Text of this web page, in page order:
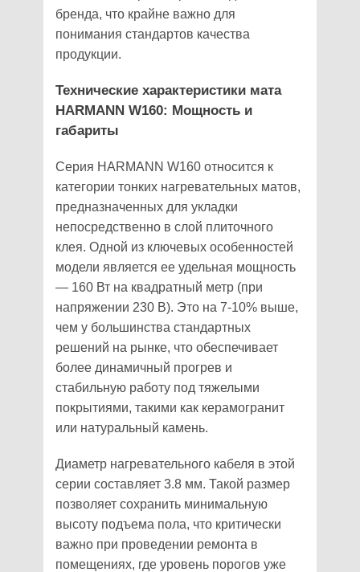
бренда, что крайне важно для
понимания стандартов качества
продукции.
Технические характеристики мата
HARMANN W160: Мощность и
габариты
Серия HARMANN W160 относится к
категории тонких нагревательных матов,
предназначенных для укладки
непосредственно в слой плиточного
клея. Одной из ключевых особенностей
модели является ее удельная мощность
— 160 Вт на квадратный метр (при
напряжении 230 В). Это на 7-10% выше,
чем у большинства стандартных
решений на рынке, что обеспечивает
более динамичный прогрев и
стабильную работу под тяжелыми
покрытиями, такими как керамогранит
или натуральный камень.
Диаметр нагревательного кабеля в этой
серии составляет 3.8 мм. Такой размер
позволяет сохранить минимальную
высоту подъема пола, что критически
важно при проведении ремонта в
помещениях, где уровень порогов уже